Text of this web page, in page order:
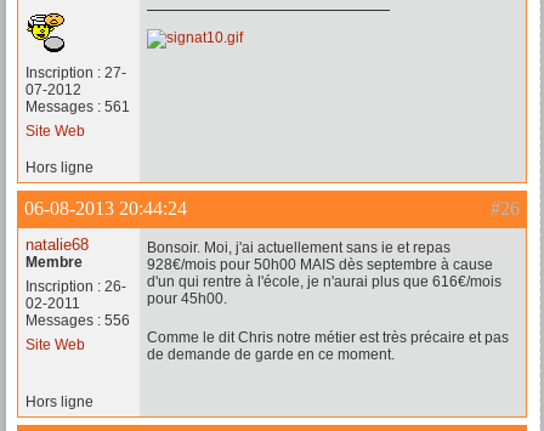
Inscription : 27-
07-2012
Messages : 561
Site Web
Hors ligne
#26
06-08-2013 20:44:24
natalie68
Membre
Inscription : 26-
02-2011
Messages : 556
Site Web
Bonsoir. Moi, j'ai actuellement sans ie et repas
928€/mois pour 50h00 MAIS dès septembre à cause
d'un qui rentre à l'école, je n'aurai plus que 616€/mois
pour 45h00.
Comme le dit Chris notre métier est très précaire et pas
de demande de garde en ce moment.
Hors ligne